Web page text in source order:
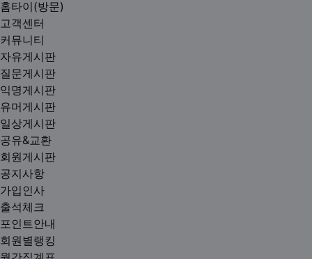
홈타이(방문)
고객센터
커뮤니티
자유게시판
질문게시판
익명게시판
유머게시판
일상게시판
공유&교환
회원게시판
공지사항
가입인사
출석체크
포인트안내
회원별랭킹